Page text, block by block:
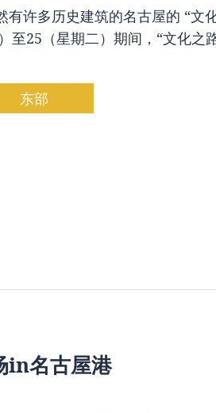
有许多历史建筑的名古屋的 “文
至25（星期二）期间，“文化之
东部
in名古屋港